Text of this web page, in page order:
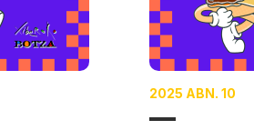
2025 ABN. 10